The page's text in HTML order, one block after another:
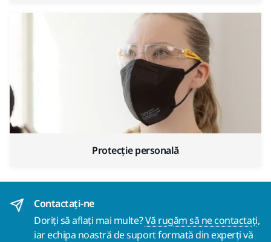
Protecție personală
Contactaţi-ne
Doriți să aflați mai multe?Vă rugăm să ne contactați,
iar echipa noastră de suport formată din experți vă